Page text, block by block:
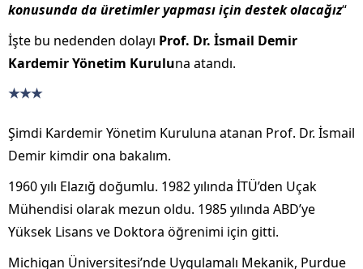
konusunda da üretimler yapması için destek olacağız“
İşte bu nedenden dolayı Prof. Dr. İsmail Demir
Kardemir Yönetim Kuruluna atandı.
★★★
Şimdi Kardemir Yönetim Kuruluna atanan Prof. Dr. İsmail
Demir kimdir ona bakalım.
1960 yılı Elazığ doğumlu. 1982 yılında İTÜ’den Uçak
Mühendisi olarak mezun oldu. 1985 yılında ABD’ye
Yüksek Lisans ve Doktora öğrenimi için gitti.
Michigan Üniversitesi’nde Uygulamalı Mekanik, Purdue